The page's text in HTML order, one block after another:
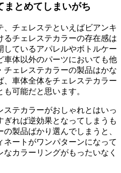
まとめてしまいがち
、チェレステといえばビアンキ
るチェレステカラーの存在感は
ているアパレルやボトルケー
車体以外のパーツにおいても他
チェレステカラーの製品はかな
、車体全体をチェレステカラー
可能だと思います。
ステカラーがおしゃれとはいっ
れば逆効果となってしまうも
製品ばかり選んでしまうと、
ートがワンパターンになって
カラーリングがもったいなく